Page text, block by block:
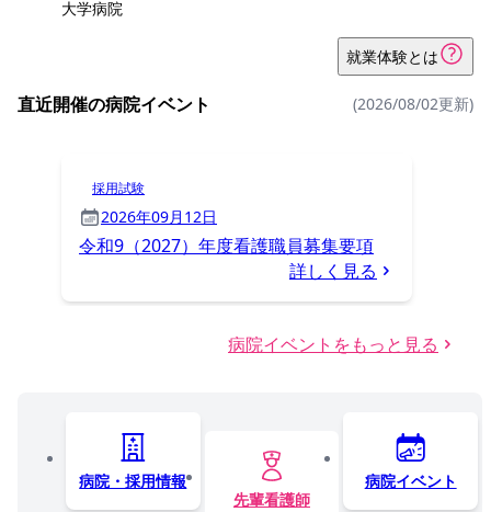
大学病院
就業体験とは
直近開催の病院イベント (2026/08/02更新)
採用試験
2026年09月12日
令和9（2027）年度看護職員募集要項
詳しく見る
病院イベントをもっと見る
病院・採用情報
先輩看護師
病院イベント